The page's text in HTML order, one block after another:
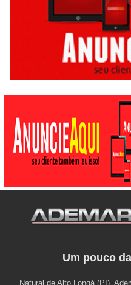
Um pouco
Natural de Alto Longá (PI),